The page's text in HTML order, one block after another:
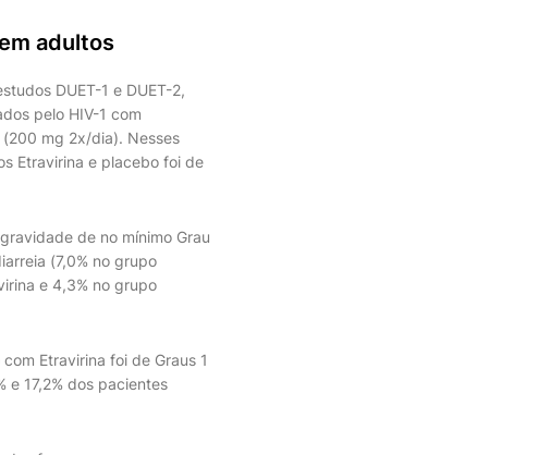
adultos
DUET-1 e DUET-2,
pelo HIV-1 com
mg 2x/dia). Nesses
Etravirina e placebo foi de
de no mínimo Grau
(7,0% no grupo
e 4,3% no grupo
Etravirina foi de Graus 1
e 17,2% dos pacientes